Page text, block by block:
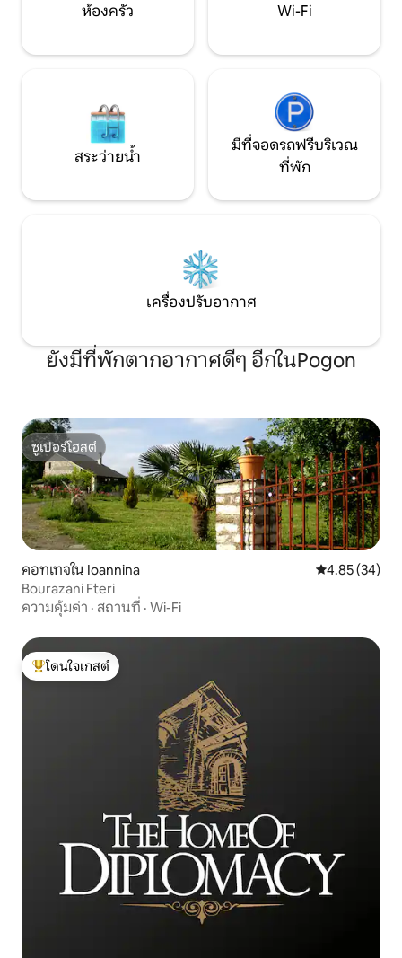
ห้องครัว Wi-Fi
สระว่ายน้ำ
มีที่จอดรถฟรีบริเวณ
ที่พัก
เครื่องปรับอากาศ
ยังมีที่พักตากอากาศดีๆ อีกในPogon
ซูเปอร์โฮสต์
ซูเปอร์โฮสต์
คอทเทจใน Ioannina คะแนนเฉลี่ย
4.85 (34)
Bourazani Fteri
ความคุ้มค่า · สถานที่ · Wi-Fi
โดนใจเกสต์ที่สุด
โดนใจเกสต์